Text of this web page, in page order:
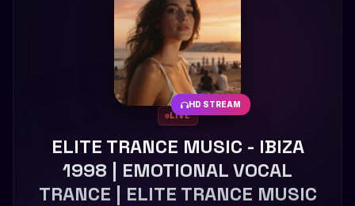
HD STREAM
LIVE
ELITE TRANCE MUSIC - IBIZA
1998 | EMOTIONAL VOCAL
TRANCE | ELITE TRANCE MUSIC